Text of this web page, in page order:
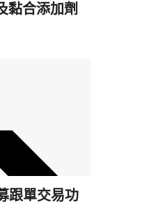
黏合添加劑
跟單交易功